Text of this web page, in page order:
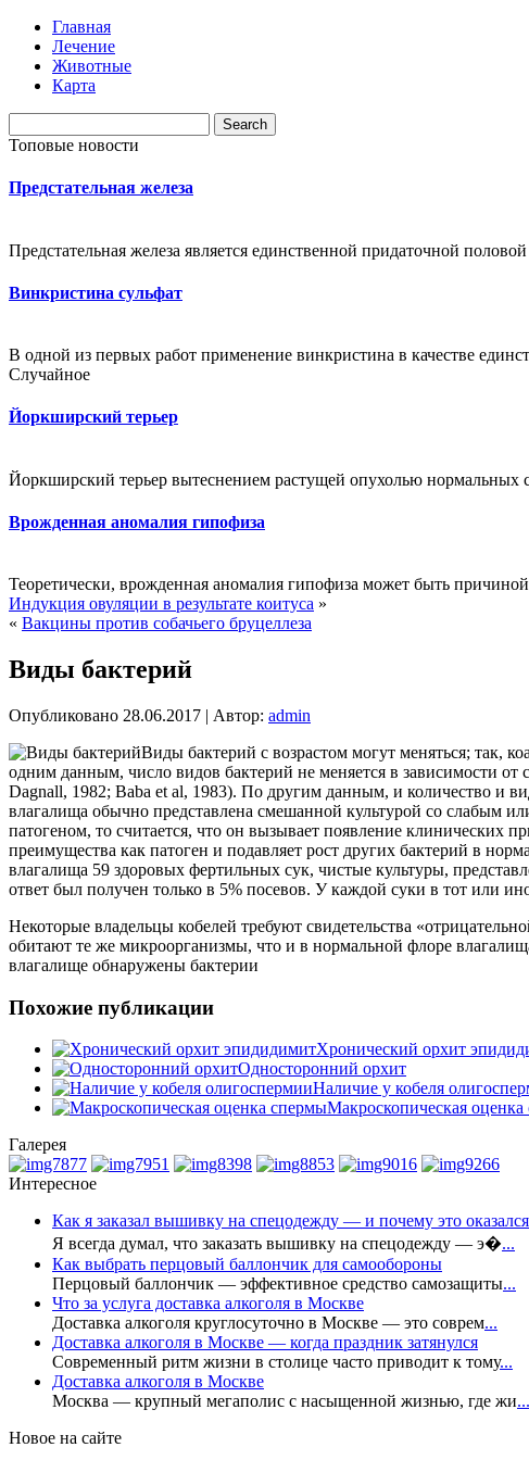
Главная
Лечение
Животные
Карта
Топовые новости
Предстательная железа
Предстательная железа является единственной придаточной
Винкристина сульфат
В одной из первых работ применение винкристина в качестве
Случайное
Йоркширский терьер
Йоркширский терьер вытеснением растущей опухолью нормальных
Врожденная аномалия гипофиза
Теоретически, врожденная аномалия гипофиза может быть
Индукция овуляции в результате коитуса »
« Вакцины против собачьего бруцеллеза
Виды бактерий
Опубликовано 28.06.2017 | Автор: admin
Виды бактерий с возрастом могут меняться; так,
одним данным, число видов бактерий не меняется в зависимости от
Dagnall, 1982; Baba et al, 1983). По другим данным, и количество и
влагалища обычно представлена смешанной культурой со слабым
патогеном, то считается, что он вызывает появление клинических
преимущества как патоген и подавляет рост других бактерий в
влагалища 59 здоровых фертильных сук, чистые культуры,
ответ был получен только в 5% посевов. У каждой суки в тот или
Некоторые владельцы кобелей требуют свидетельства
обитают те же микроорганизмы, что и в нормальной флоре
влагалище обнаружены бактерии
Похожие публикации
Хронический орхит
Односторонний орхит
Наличие у кобеля
Макроскопическая
Галерея
Интересное
Как я заказал вышивку на спецодежду — и почему это
Я всегда думал, что заказать вышивку на спецодежду — э�...
Как выбрать перцовый баллончик для самообороны
Перцовый баллончик — эффективное средство самозащиты...
Что за услуга доставка алкоголя в Москве
Доставка алкоголя круглосуточно в Москве — это соврем...
Доставка алкоголя в Москве — когда праздник затянулся
Современный ритм жизни в столице часто приводит к тому...
Доставка алкоголя в Москве
Москва — крупный мегаполис с насыщенной жизнью, где жи...
Новое на сайте